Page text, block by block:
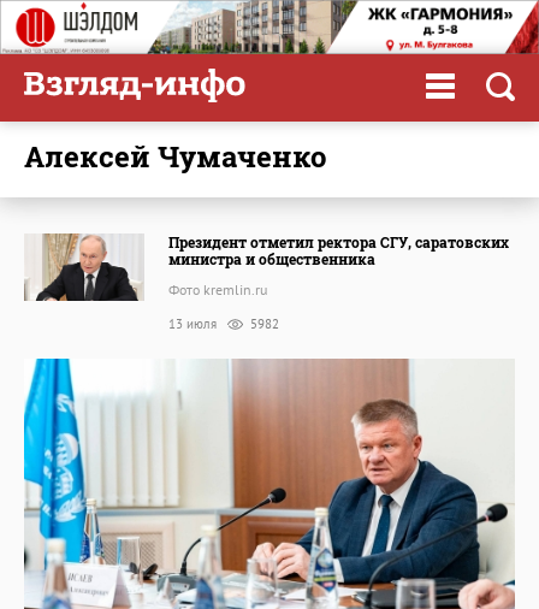
Алексей Чумаченко
Президент отметил ректора СГУ, саратовских
министра и общественника
Фото kremlin.ru
13 июля 5982